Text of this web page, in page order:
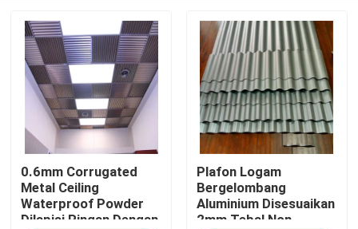
Rumah
Produk
0.6mm Corrugated
Metal Ceiling
Waterproof Powder
Dilapisi Ringan Dengan
Plafon Logam
Bergelombang
Aluminium Disesuaikan
2mm Tebal Non